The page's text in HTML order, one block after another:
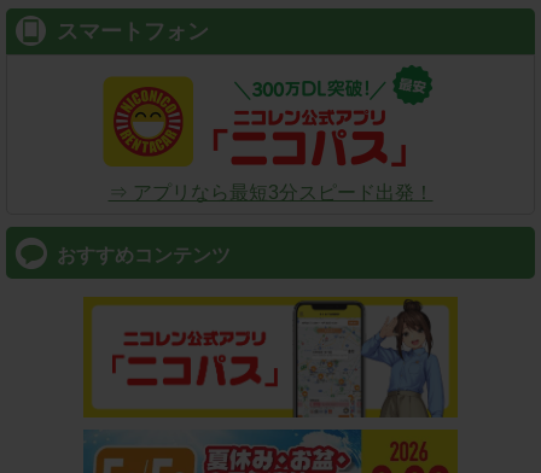
スマートフォン
⇒ アプリなら最短3分スピード出発！
おすすめコンテンツ